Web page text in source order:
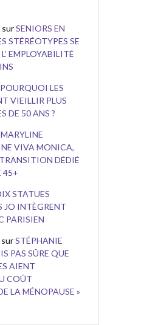
surSENIORS EN
STÉRÉOTYPES SE
EMPLOYABILITÉ
POURQUOI LES
VIEILLIR PLUS
DE 50 ANS ?
MARYLINE
VIVA MONICA,
DÉDIÉ
45+
STATUES
JO INTÈGRENT
PARISIEN
surSTÉPHANIE
PAS SÛRE QUE
AIENT
COÛT
LA MÉNOPAUSE »